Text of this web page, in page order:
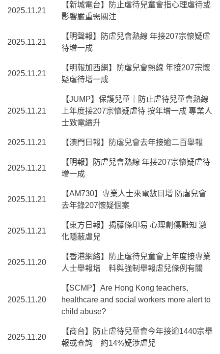
2025.11.21
【新城電台】防止虐待兒童會指心理虐待或
影響嚴重需關注
2025.11.21
【明聲報】防虐兒會熱線 年接207宗懷疑虐
待增一成
2025.11.21
【明報加西網】防虐兒會熱線 年接207宗懷
疑虐待增一成
2025.11.21
【JUMP】保護兒童｜防止虐待兒童會熱線
上年度接207宗懷疑虐待 按年增一成 專業人
士致電續升
2025.11.21 【澳門日報】防虐兒會去年接逾二百舉報
2025.11.21
【明報】防虐兒會熱線 年接207宗懷疑虐待
增一成
2025.11.21
【AM730】專業人士來電數目增 防虐兒會
去年錄207懷疑個案
2025.11.21
【東方日報】揭藤條印易 心理創傷難知 激
化隱蔽虐兒
2025.11.20
【香港網絡】防止虐待兒童會上年度接專業
人士舉報增 料與強制舉報虐兒條例有關
2025.11.20
【SCMP】Are Hong Kong teachers,
healthcare and social workers more alert to
child abuse?
2025.11.20
【商台】防止虐待兒童會今年接逾1440宗舉
報或查詢 約14%疑涉虐兒